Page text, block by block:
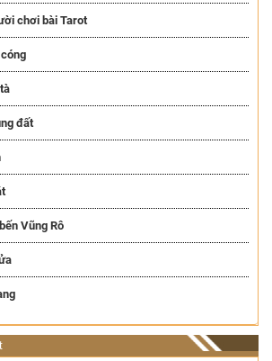
chơi bài Tarot
đất
Vũng Rô